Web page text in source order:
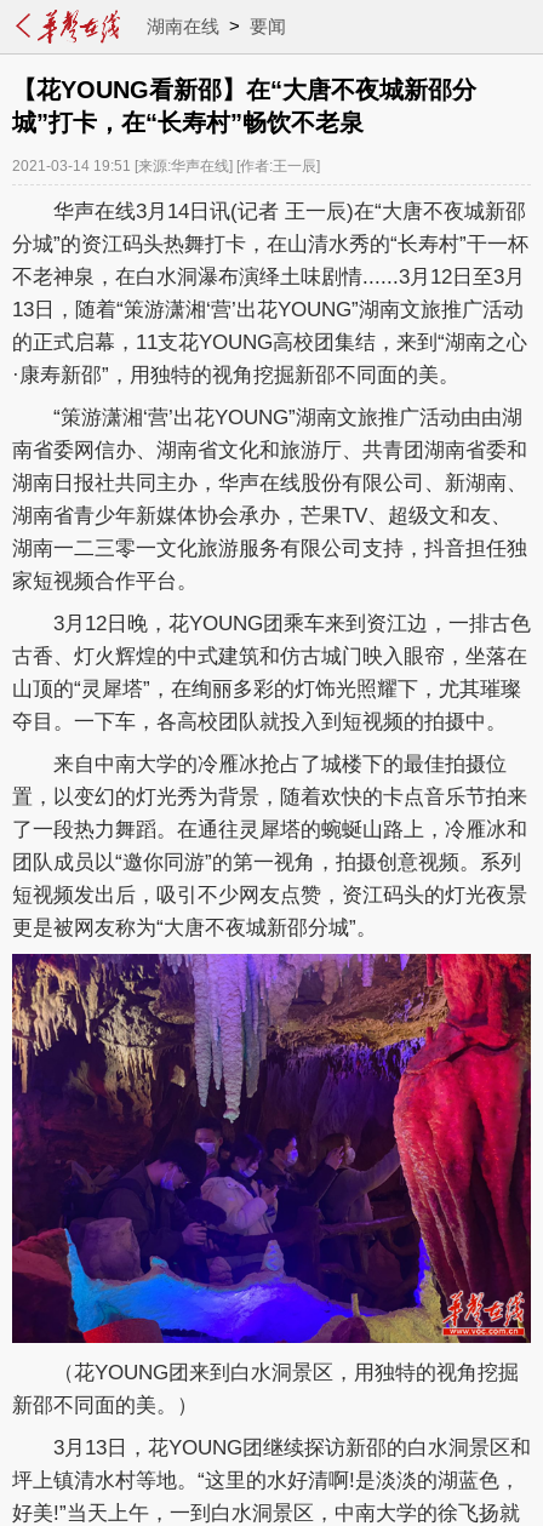
湖南在线> 要闻
【花YOUNG看新邵】在“大唐不夜城新邵分
城”打卡，在“长寿村”畅饮不老泉
2021-03-14 19:51 [来源:华声在线] [作者:王一辰]
华声在线3月14日讯(记者 王一辰)在“大唐不夜城新邵
分城”的资江码头热舞打卡，在山清水秀的“长寿村”干一杯
不老神泉，在白水洞瀑布演绎土味剧情......3月12日至3月
13日，随着“策游潇湘‘营’出花YOUNG”湖南文旅推广活动
的正式启幕，11支花YOUNG高校团集结，来到“湖南之心
·康寿新邵”，用独特的视角挖掘新邵不同面的美。
“策游潇湘‘营’出花YOUNG”湖南文旅推广活动由由湖
南省委网信办、湖南省文化和旅游厅、共青团湖南省委和
湖南日报社共同主办，华声在线股份有限公司、新湖南、
湖南省青少年新媒体协会承办，芒果TV、超级文和友、
湖南一二三零一文化旅游服务有限公司支持，抖音担任独
家短视频合作平台。
3月12日晚，花YOUNG团乘车来到资江边，一排古色
古香、灯火辉煌的中式建筑和仿古城门映入眼帘，坐落在
山顶的“灵犀塔”，在绚丽多彩的灯饰光照耀下，尤其璀璨
夺目。一下车，各高校团队就投入到短视频的拍摄中。
来自中南大学的冷雁冰抢占了城楼下的最佳拍摄位
置，以变幻的灯光秀为背景，随着欢快的卡点音乐节拍来
了一段热力舞蹈。在通往灵犀塔的蜿蜒山路上，冷雁冰和
团队成员以“邀你同游”的第一视角，拍摄创意视频。系列
短视频发出后，吸引不少网友点赞，资江码头的灯光夜景
更是被网友称为“大唐不夜城新邵分城”。
（花YOUNG团来到白水洞景区，用独特的视角挖掘
新邵不同面的美。
）
3月13日，花YOUNG团继续探访新邵的白水洞景区和
坪上镇清水村等地。“这里的水好清啊!是淡淡的湖蓝色，
好美!”当天上午，一到白水洞景区，中南大学的徐飞扬就